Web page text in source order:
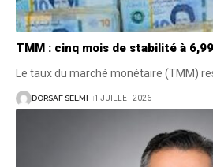
TMM : cinq mois de stabilité à
Le taux du marché monétaire (TMM)
DORSAF SELMI 1 JUILLET 2026